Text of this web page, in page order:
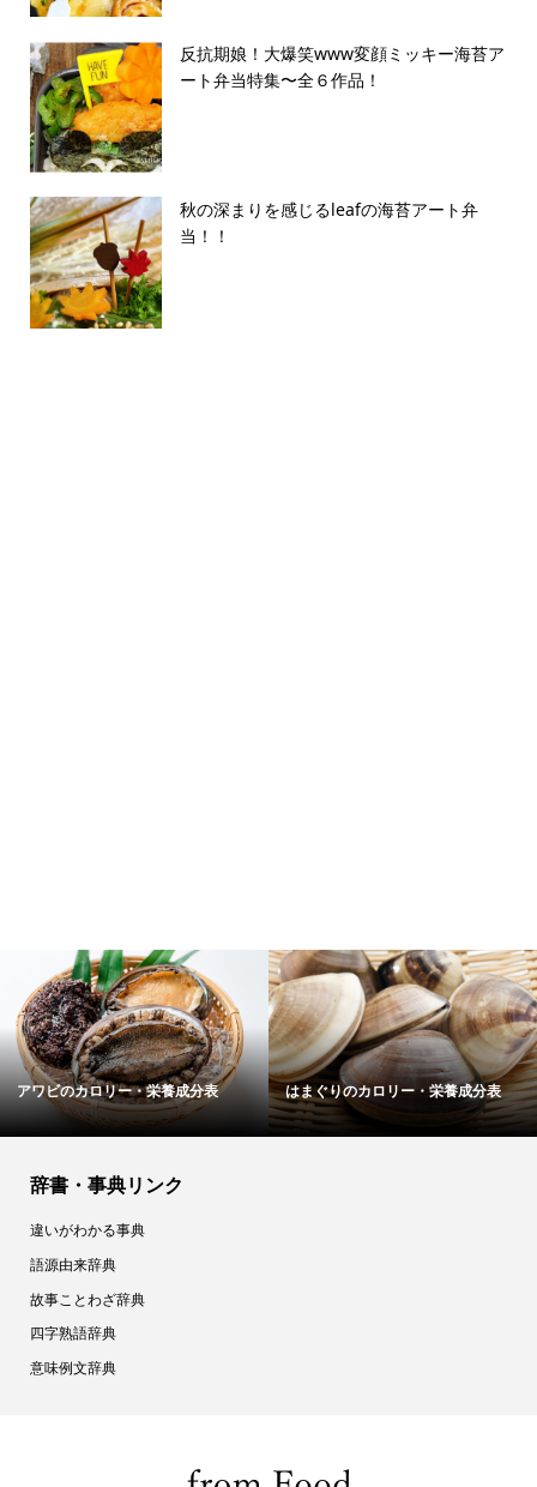
反抗期娘！大爆笑www変顔ミッキー海苔ア
ート弁当特集〜全６作品！
秋の深まりを感じるleafの海苔アート弁
当！！
養成分表 たけのこのカロリー・栄養成分表 ニジマスのカロリー
辞書・事典リンク
違いがわかる事典
語源由来辞典
故事ことわざ辞典
四字熟語辞典
意味例文辞典